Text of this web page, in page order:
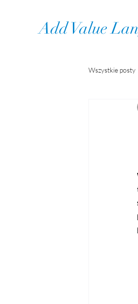
Add Value
Wszystkie posty